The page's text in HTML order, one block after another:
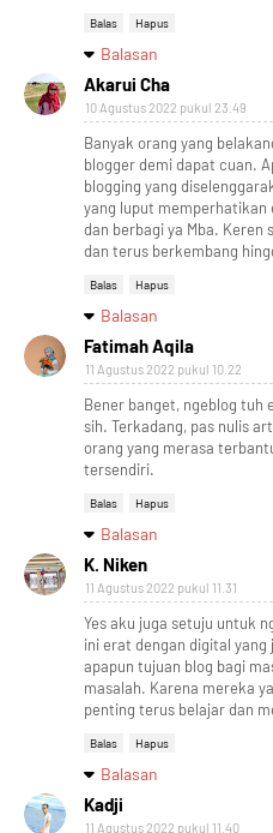
Balas Hapus
Balasan
Akarui Cha
10 Agustus 2022 pukul 23.49
Banyak orang yang
blogger demi dapat cuan.
blogging yang
yang luput memperhatikan
dan berbagi ya Mba. Keren
dan terus berkembang
Balas Hapus
Balasan
Fatimah Aqila
11 Agustus 2022 pukul 10.22
Bener banget, ngeblog tuh
sih. Terkadang, pas nulis
orang yang merasa
tersendiri.
Balas Hapus
Balasan
K. Niken
11 Agustus 2022 pukul 11.31
Yes aku juga setuju untuk
ini erat dengan digital
apapun tujuan blog bagi
masalah. Karena mereka
penting terus belajar dan
Balas Hapus
Balasan
Kadji
11 Agustus 2022 pukul 11.40